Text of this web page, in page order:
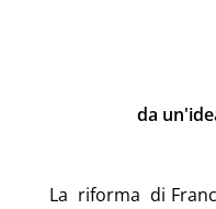
da
La riforma di